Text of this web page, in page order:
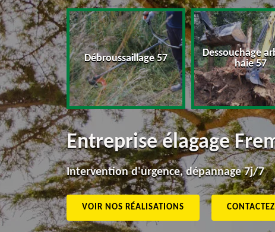
57 Débroussaillage 57
Dessouchage
haie 57
Entreprise élagage
Intervention d'urgence, dépannage 7j/7
VOIR NOS RÉALISATIONS